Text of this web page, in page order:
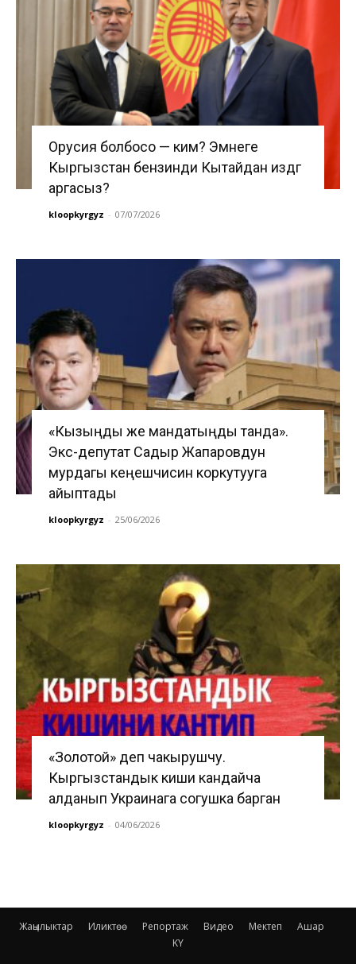
Орусия болбосо — ким? Эмнеге
Кыргызстан бензинди Кытайдан издөөгө
аргасыз?
kloopkyrgyz - 07/07/2026
«Кызыңды же мандатыңды танда».
Экс-депутат Садыр Жапаровдун
мурдагы кеңешчисин коркутууга
айыптады
kloopkyrgyz - 25/06/2026
«Золотой» деп чакырушчу.
Кыргызстандык киши кандайча
алданып Украинага согушка барган
kloopkyrgyz - 04/06/2026
Жаңылыктар Иликтөө Репортаж Видео Мектеп
Ашар
KY